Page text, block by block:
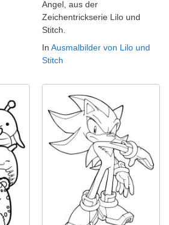
Angel, aus der
Zeichentrickserie Lilo und
Stitch.
In Ausmalbilder von Lilo und
Stitch